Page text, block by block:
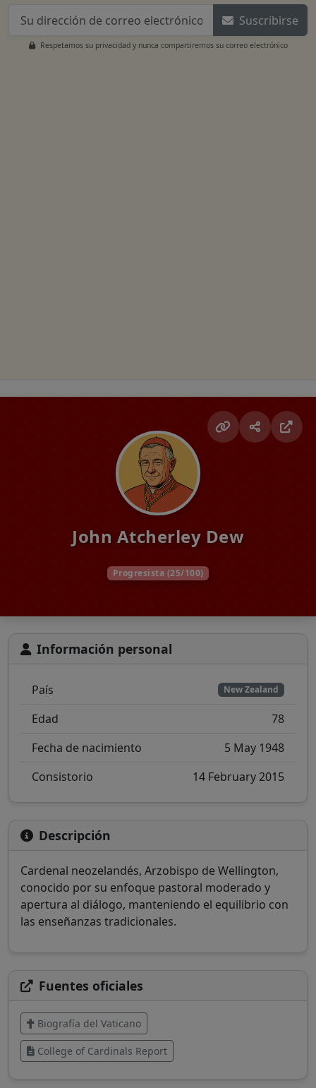
Suscribirse
Respetamos su privacidad y nunca compartiremos su correo electrónico
John Atcherley Dew
Progresista (25/100)
Información personal
País New Zealand
Edad
78
Fecha de nacimiento
5 May 1948
Consistorio
14 February 2015
Descripción
Cardenal neozelandés, Arzobispo de Wellington,
conocido por su enfoque pastoral moderado y
apertura al diálogo, manteniendo el equilibrio con
las enseñanzas tradicionales.
Fuentes oficiales
Biografía del Vaticano
College of Cardinals Report